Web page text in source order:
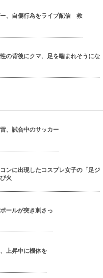
、自傷行為をライブ配信 救
の背後にクマ、足を噛まれそうにな
、試合中のサッカー
ンに出現したコスプレ女子の「足ジ
火
ールが突き刺さっ
上昇中に機体を